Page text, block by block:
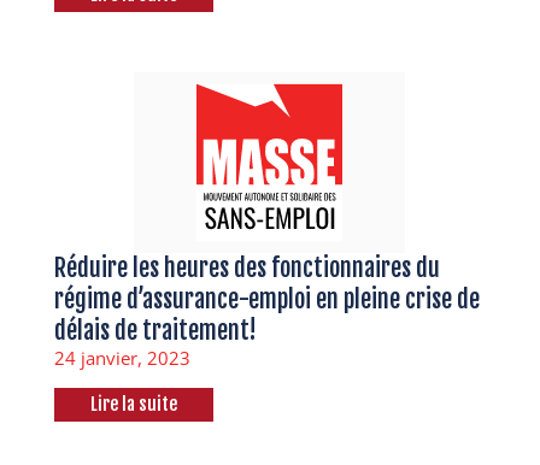
Réduire les heures des fonctionnaires du
régime d’assurance-emploi en pleine crise de
délais de traitement!
24 janvier, 2023
Lire la suite